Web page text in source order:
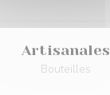
Artisanales
Bouteilles